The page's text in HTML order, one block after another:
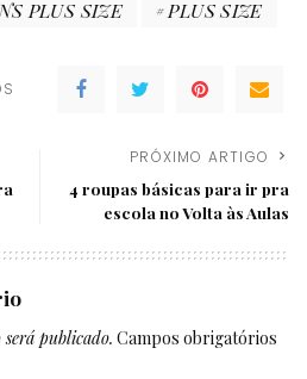
PLUS SIZE PLUS SIZE
PRÓXIMO ARTIGO
4 roupas básicas para ir pra
escola no Volta às Aulas
será publicado. Campos obrigatórios